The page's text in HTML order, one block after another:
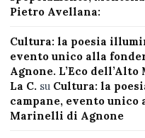
Pietro Avellana:
Cultura: la poesia
evento unico alla
Agnone. L’Eco
La C. su Cultura: la
campane, evento unico
Marinelli di Agnone